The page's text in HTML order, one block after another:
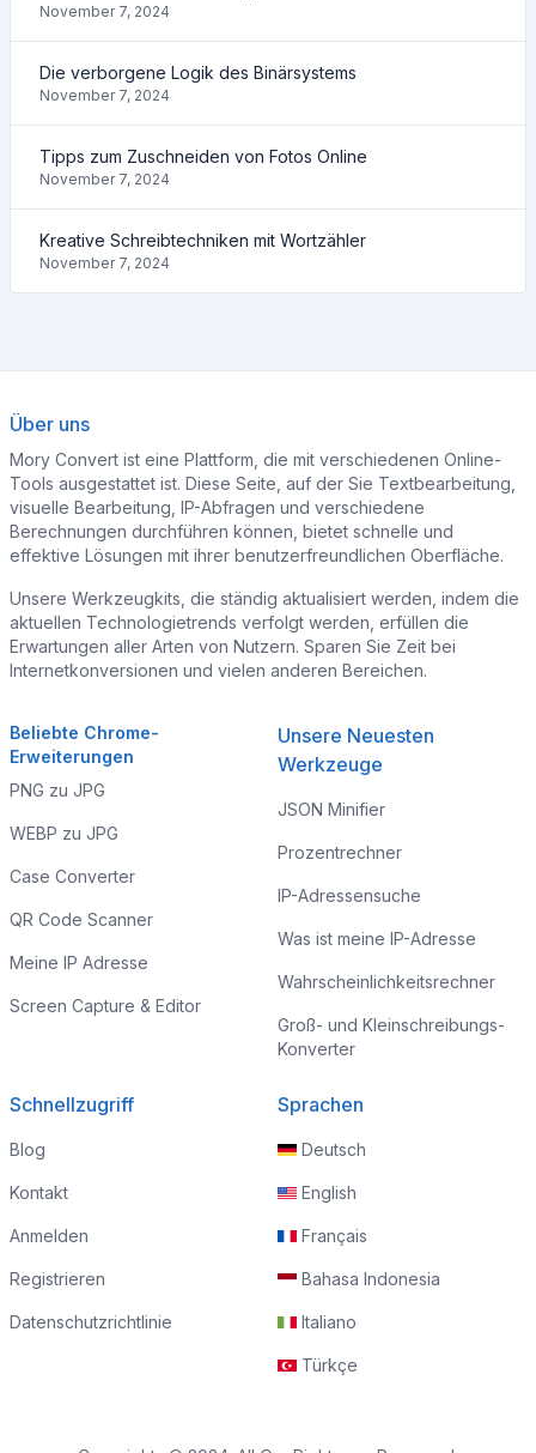
November 7, 2024
Die verborgene Logik des Binärsystems
November 7, 2024
Tipps zum Zuschneiden von Fotos Online
November 7, 2024
Kreative Schreibtechniken mit Wortzähler
November 7, 2024
Über uns
Mory Convert ist eine Plattform, die mit verschiedenen Online-
Tools ausgestattet ist. Diese Seite, auf der Sie Textbearbeitung,
visuelle Bearbeitung, IP-Abfragen und verschiedene
Berechnungen durchführen können, bietet schnelle und
effektive Lösungen mit ihrer benutzerfreundlichen Oberfläche.
Unsere Werkzeugkits, die ständig aktualisiert werden, indem die
aktuellen Technologietrends verfolgt werden, erfüllen die
Erwartungen aller Arten von Nutzern. Sparen Sie Zeit bei
Internetkonversionen und vielen anderen Bereichen.
Beliebte Chrome-
Erweiterungen
PNG zu JPG
WEBP zu JPG
Case Converter
QR Code Scanner
Meine IP Adresse
Screen Capture & Editor
Unsere Neuesten
Werkzeuge
JSON Minifier
Prozentrechner
IP-Adressensuche
Was ist meine IP-Adresse
Wahrscheinlichkeitsrechner
Groß- und Kleinschreibungs-
Konverter
Schnellzugriff
Blog
Kontakt
Anmelden
Registrieren
Datenschutzrichtlinie
Sprachen
Deutsch
English
Français
Bahasa Indonesia
Italiano
Türkçe